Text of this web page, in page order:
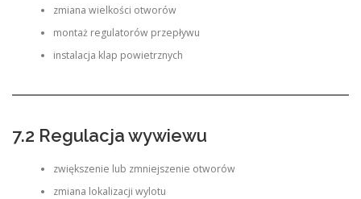
zmiana wielkości otworów
montaż regulatorów przepływu
instalacja klap powietrznych
7.2 Regulacja wywiewu
zwiększenie lub zmniejszenie otworów
zmiana lokalizacji wylotu